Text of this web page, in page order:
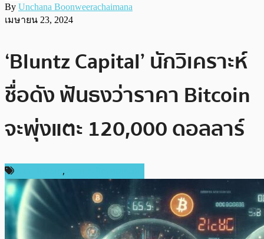
By Unchana Boonweerachaimana
เมษายน 23, 2024
‘Bluntz Capital’ นักวิเคราะห์
ชื่อดัง ฟันธงว่าราคา Bitcoin
จะพุ่งแตะ 120,000 ดอลลาร์
,